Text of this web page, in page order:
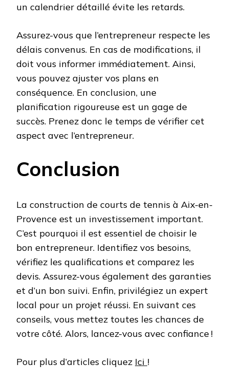
un calendrier détaillé évite les retards.
Assurez-vous que l’entrepreneur respecte les
délais convenus. En cas de modifications, il
doit vous informer immédiatement. Ainsi,
vous pouvez ajuster vos plans en
conséquence. En conclusion, une
planification rigoureuse est un gage de
succès. Prenez donc le temps de vérifier cet
aspect avec l’entrepreneur.
Conclusion
La construction de courts de tennis à Aix-en-
Provence est un investissement important.
C’est pourquoi il est essentiel de choisir le
bon entrepreneur. Identifiez vos besoins,
vérifiez les qualifications et comparez les
devis. Assurez-vous également des garanties
et d’un bon suivi. Enfin, privilégiez un expert
local pour un projet réussi. En suivant ces
conseils, vous mettez toutes les chances de
votre côté. Alors, lancez-vous avec confiance !
Pour plus d’articles cliquez Ici !